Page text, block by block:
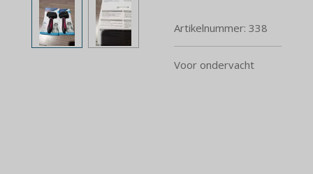
Artikelnummer: 338
Voor ondervacht